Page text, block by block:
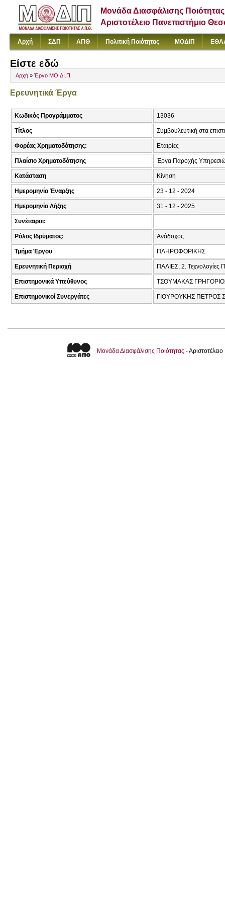
Μονάδα Διασφάλισης Ποιότητας
Αριστοτέλειο Πανεπιστήμιο
Αρχή ΣΔΠ ΑΠΘ Πολιτική Ποιότητας ΜΟΔΙΠ
Είστε εδώ
Αρχή » Έργο ΜΟ.ΔΙ.Π.
Ερευνητικά Έργα
Κωδικός Προγράμματος 13036
Τίτλος Συμβουλευτική στα
Φορέας Χρηματοδότησης: Εταιρίες
Πλαίσιο Χρηματοδότησης Έργα Παροχής
Κατάσταση Κίνηση
Ημερομηνία Έναρξης 23 - 12 - 2024
Ημερομηνία Λήξης 31 - 12 - 2025
Συνέταιροι:
Ρόλος Ιδρύματος: Ανάδοχος
Τμήμα Έργου ΠΛΗΡΟΦΟΡΙΚΗΣ
Ερευνητική Περιοχή ΠΑΛΙΕΣ, 2. Τεχνολογίες
Επιστημονικά Υπεύθυνος ΤΣΟΥΜΑΚΑΣ
Επιστημονικοί Συνεργάτες ΓΙΟΥΡΟΥΚΗΣ ΠΕΤΡΟΣ
Μονάδα Διασφάλισης Ποιότητας -